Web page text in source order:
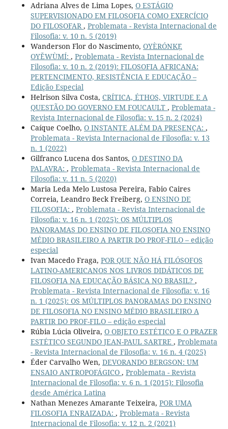
Adriana Alves de Lima Lopes, O ESTÁGIO
SUPERVISIONADO EM FILOSOFIA COMO EXERCÍCIO
DO FILOSOFAR, Problemata - Revista Internacional de
Filosofia: v. 10 n. 5 (2019)
Wanderson Flor do Nascimento, OYÈRÓNKẸ́
OYĚWÙMÍ: , Problemata - Revista Internacional de
Filosofia: v. 10 n. 2 (2019): FILOSOFIA AFRICANA:
PERTENCIMENTO, RESISTÊNCIA E EDUCAÇÃO –
Edição Especial
Helrison Silva Costa, CRÍTICA, ÉTHOS, VIRTUDE E A
QUESTÃO DO GOVERNO EM FOUCAULT , Problemata -
Revista Internacional de Filosofia: v. 15 n. 2 (2024)
Caíque Coelho, O INSTANTE ALÉM DA PRESENÇA: ,
Problemata - Revista Internacional de Filosofia: v. 13
n. 1 (2022)
Gilfranco Lucena dos Santos, O DESTINO DA
PALAVRA: , Problemata - Revista Internacional de
Filosofia: v. 11 n. 5 (2020)
Maria Leda Melo Lustosa Pereira, Fabio Caires
Correia, Leandro Beck Freiberg, O ENSINO DE
FILOSOFIA: , Problemata - Revista Internacional de
Filosofia: v. 16 n. 1 (2025): OS MÚLTIPLOS
PANORAMAS DO ENSINO DE FILOSOFIA NO ENSINO
MÉDIO BRASILEIRO A PARTIR DO PROF-FILO – edição
especial
Ivan Macedo Fraga, POR QUE NÃO HÁ FILÓSOFOS
LATINO-AMERICANOS NOS LIVROS DIDÁTICOS DE
FILOSOFIA NA EDUCAÇÃO BÁSICA NO BRASIL? ,
Problemata - Revista Internacional de Filosofia: v. 16
n. 1 (2025): OS MÚLTIPLOS PANORAMAS DO ENSINO
DE FILOSOFIA NO ENSINO MÉDIO BRASILEIRO A
PARTIR DO PROF-FILO – edição especial
Rúbia Lúcia Oliveira, O OBJETO ESTÉTICO E O PRAZER
ESTÉTICO SEGUNDO JEAN-PAUL SARTRE , Problemata
- Revista Internacional de Filosofia: v. 16 n. 4 (2025)
Éder Carvalho Wen, DEVORANDO BERGSON: UM
ENSAIO ANTROPOFÁGICO , Problemata - Revista
Internacional de Filosofia: v. 6 n. 1 (2015): Filosofia
desde América Latina
Nathan Menezes Amarante Teixeira, POR UMA
FILOSOFIA ENRAIZADA: , Problemata - Revista
Internacional de Filosofia: v. 12 n. 2 (2021)